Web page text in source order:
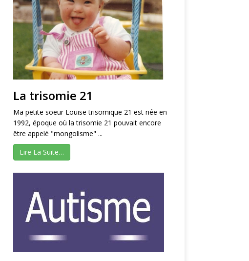
La trisomie 21
Ma petite soeur Louise trisomique 21 est née en
1992, époque où la trisomie 21 pouvait encore
être appelé "mongolisme" ...
Lire La Suite…